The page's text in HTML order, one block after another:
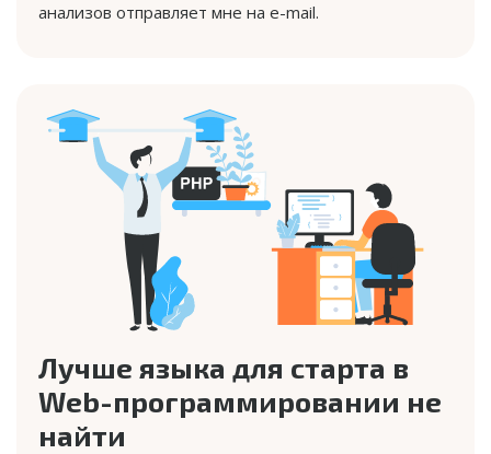
анализов отправляет мне на e-mail.
Лучше языка для старта в
Web-программировании не
найти